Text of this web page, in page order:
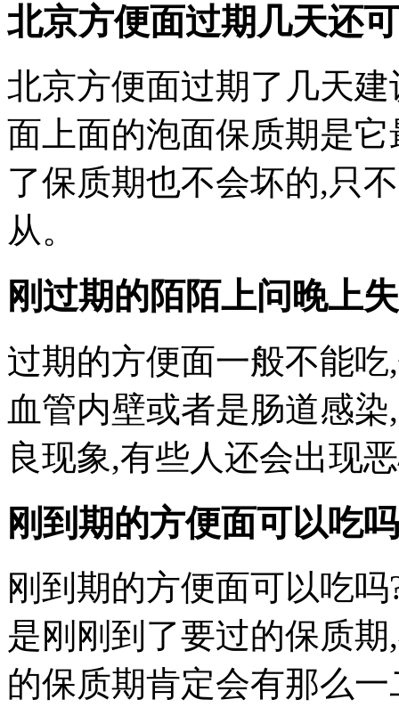
北京方便面过期几天还
北京方便面过期了几天
面上面的泡面保质期是
了保质期也不会坏的,只
从。
刚过期的陌陌上问晚上
过期的方便面一般不能
血管内壁或者是肠道感
良现象,有些人还会出现
刚到期的方便面可以吃
刚到期的方便面可以吃
是刚刚到了要过的保质
的保质期肯定会有那么